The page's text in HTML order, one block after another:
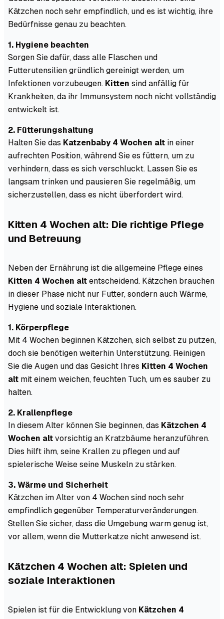
Kätzchen noch sehr empfindlich, und es ist wichtig, ihre
Bedürfnisse genau zu beachten.
1. Hygiene beachten
Sorgen Sie dafür, dass alle Flaschen und
Futterutensilien gründlich gereinigt werden, um
Infektionen vorzubeugen. Kitten sind anfällig für
Krankheiten, da ihr Immunsystem noch nicht vollständig
entwickelt ist.
2. Fütterungshaltung
Halten Sie das Katzenbaby 4 Wochen alt in einer
aufrechten Position, während Sie es füttern, um zu
verhindern, dass es sich verschluckt. Lassen Sie es
langsam trinken und pausieren Sie regelmäßig, um
sicherzustellen, dass es nicht überfordert wird.
Kitten 4 Wochen alt: Die richtige Pflege
und Betreuung
Neben der Ernährung ist die allgemeine Pflege eines
Kitten 4 Wochen alt entscheidend. Kätzchen brauchen
in dieser Phase nicht nur Futter, sondern auch Wärme,
Hygiene und soziale Interaktionen.
1. Körperpflege
Mit 4 Wochen beginnen Kätzchen, sich selbst zu putzen,
doch sie benötigen weiterhin Unterstützung. Reinigen
Sie die Augen und das Gesicht Ihres Kitten 4 Wochen
alt mit einem weichen, feuchten Tuch, um es sauber zu
halten.
2. Krallenpflege
In diesem Alter können Sie beginnen, das Kätzchen 4
Wochen alt vorsichtig an Kratzbäume heranzuführen.
Dies hilft ihm, seine Krallen zu pflegen und auf
spielerische Weise seine Muskeln zu stärken.
3. Wärme und Sicherheit
Kätzchen im Alter von 4 Wochen sind noch sehr
empfindlich gegenüber Temperaturveränderungen.
Stellen Sie sicher, dass die Umgebung warm genug ist,
vor allem, wenn die Mutterkatze nicht anwesend ist.
Kätzchen 4 Wochen alt: Spielen und
soziale Interaktionen
Spielen ist für die Entwicklung von Kätzchen 4